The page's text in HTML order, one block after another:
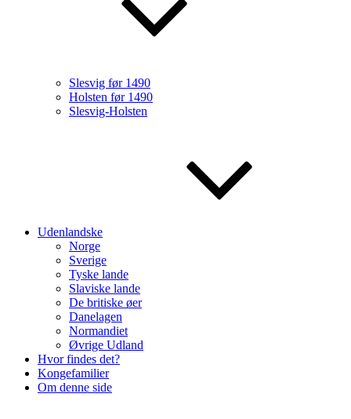
Slesvig før 1490
Holsten før 1490
Slesvig-Holsten
Udenlandske
Norge
Sverige
Tyske lande
Slaviske lande
De britiske øer
Danelagen
Normandiet
Øvrige Udland
Hvor findes det?
Kongefamilier
Om denne side